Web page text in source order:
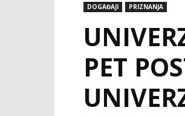
DOGAĐAJI PRIZNANJA
PET